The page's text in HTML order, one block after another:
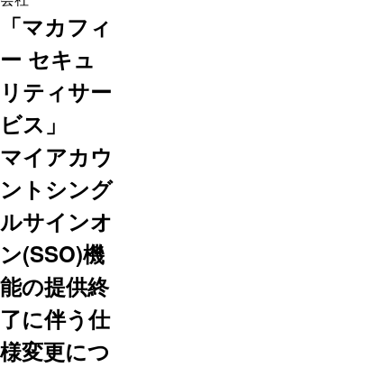
「マカフィ
ー セキュ
リティサー
ビス」
マイアカウ
ントシング
ルサインオ
ン(SSO)機
能の提供終
了に伴う仕
様変更につ